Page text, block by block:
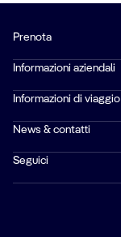
Prenota
Informazioni aziendali
Informazioni di viaggio
News & contatti
Seguici